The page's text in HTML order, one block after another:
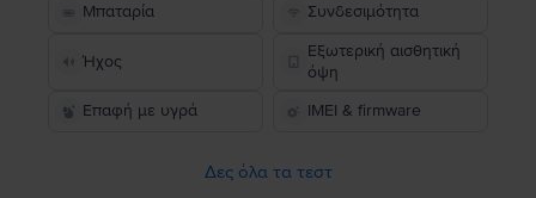
Μπαταρία Συνδεσιμότητα
Ήχος
Εξωτερική αισθητική
όψη
Επαφή με υγρά
IMEI & firmware
Δες όλα τα τεστ